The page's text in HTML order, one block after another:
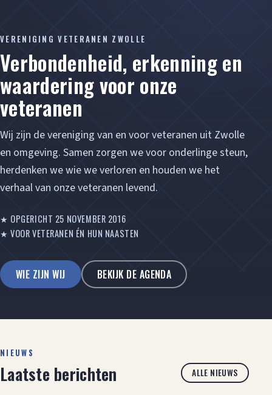
VERENIGING VETERANEN ZWOLLE
Verbondenheid, erkenning en
waardering voor onze
veteranen
Wij zijn de vereniging van en voor veteranen uit Zwolle
en omgeving. Samen zorgen we voor onderlinge steun,
herdenken we wie we verloren en houden we het
verhaal van onze veteranen levend.
★ OPGERICHT 25 NOVEMBER 2016
★ VOOR VETERANEN ÉN HUN NAASTEN
WIE ZIJN WIJ BEKIJK DE AGENDA
NIEUWS
Laatste berichten ALLE NIEUWS